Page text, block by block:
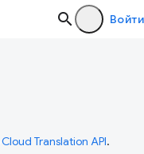
Войти
Cloud Translation API.